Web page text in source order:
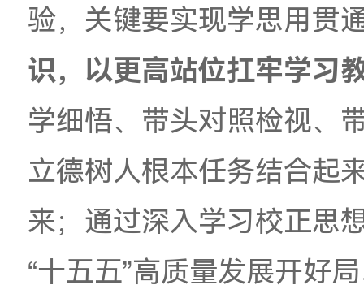
带头认真学习，在全
信、学出务实、学出
行见效。
林蓝强调，学习的根